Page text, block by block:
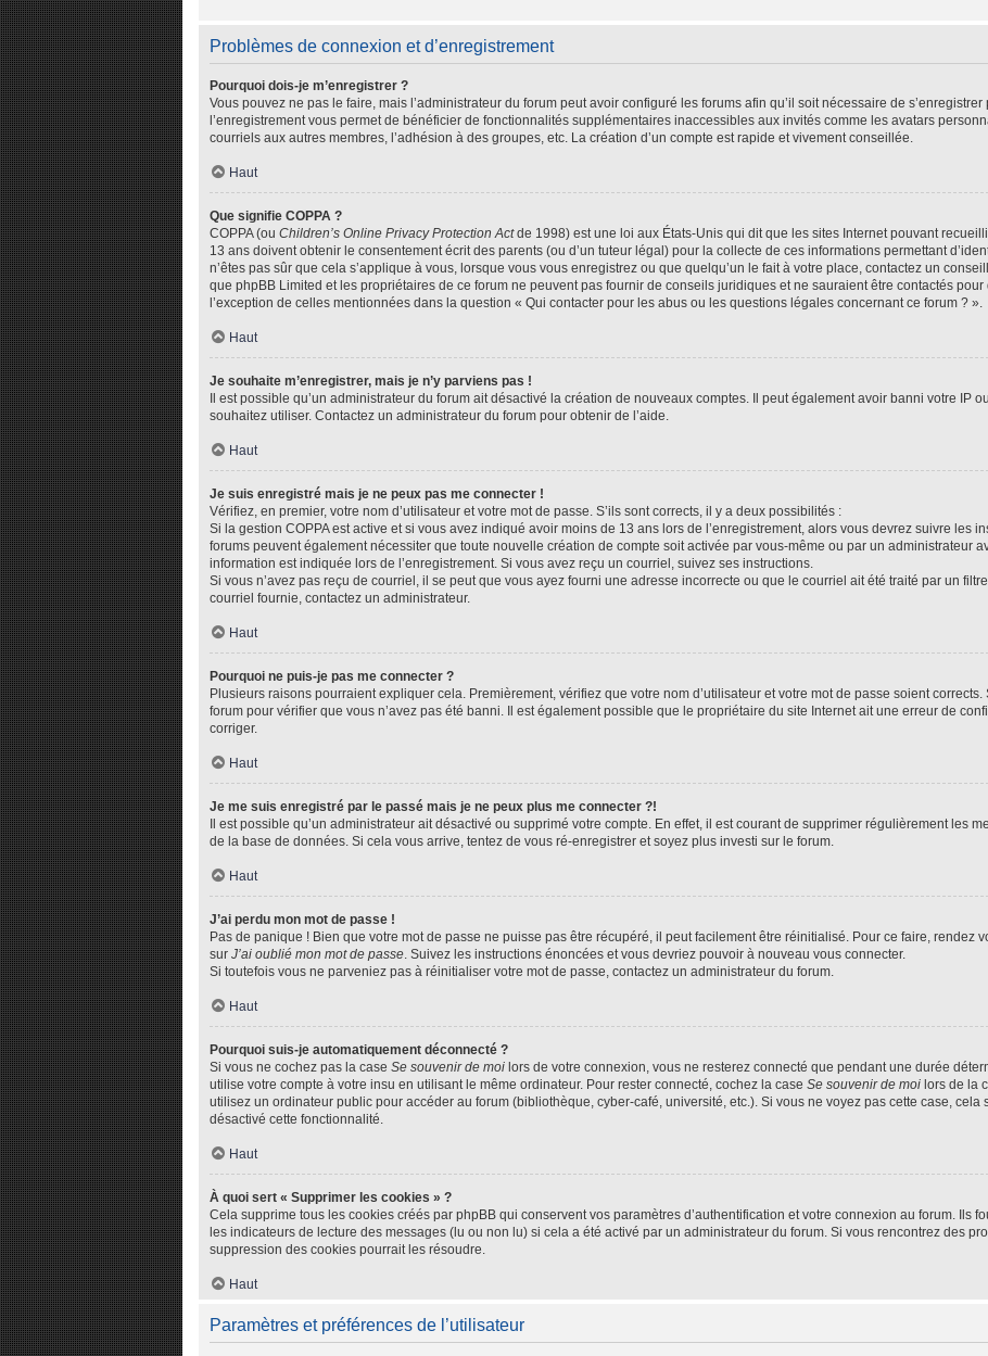
Problèmes de connexion et d’enregistrement
Pourquoi dois-je m’enregistrer ?
Vous pouvez ne pas le faire, mais l’administrateur du forum peut avoir configuré les forums afin qu’il soit nécessaire de
l’enregistrement vous permet de bénéficier de fonctionnalités supplémentaires inaccessibles aux invités comme les avatars
courriels aux autres membres, l’adhésion à des groupes, etc. La création d’un compte est rapide et vivement conseillée.
Haut
Que signifie COPPA ?
COPPA (ou Children’s Online Privacy Protection Actde 1998) est une loi aux États-Unis qui dit que les sites Internet pouvant
13 ans doivent obtenir le consentement écrit des parents (ou d’un tuteur légal) pour la collecte de ces informations permettant
n’êtes pas sûr que cela s’applique à vous, lorsque vous vous enregistrez ou que quelqu’un le fait à votre place, contactez un
que phpBB Limited et les propriétaires de ce forum ne peuvent pas fournir de conseils juridiques et ne sauraient être contactés
l’exception de celles mentionnées dans la question « Qui contacter pour les abus ou les questions légales concernant ce forum ? ».
Haut
Je souhaite m’enregistrer, mais je n’y parviens pas !
Il est possible qu’un administrateur du forum ait désactivé la création de nouveaux comptes. Il peut également avoir banni votre IP
souhaitez utiliser. Contactez un administrateur du forum pour obtenir de l’aide.
Haut
Je suis enregistré mais je ne peux pas me connecter !
Vérifiez, en premier, votre nom d’utilisateur et votre mot de passe. S’ils sont corrects, il y a deux possibilités :
Si la gestion COPPA est active et si vous avez indiqué avoir moins de 13 ans lors de l’enregistrement, alors vous devrez suivre les
forums peuvent également nécessiter que toute nouvelle création de compte soit activée par vous-même ou par un administrateur
information est indiquée lors de l’enregistrement. Si vous avez reçu un courriel, suivez ses instructions.
Si vous n’avez pas reçu de courriel, il se peut que vous ayez fourni une adresse incorrecte ou que le courriel ait été traité par un
courriel fournie, contactez un administrateur.
Haut
Pourquoi ne puis-je pas me connecter ?
Plusieurs raisons pourraient expliquer cela. Premièrement, vérifiez que votre nom d’utilisateur et votre mot de passe soient
forum pour vérifier que vous n’avez pas été banni. Il est également possible que le propriétaire du site Internet ait une erreur de
corriger.
Haut
Je me suis enregistré par le passé mais je ne peux plus me connecter ?!
Il est possible qu’un administrateur ait désactivé ou supprimé votre compte. En effet, il est courant de supprimer régulièrement les
de la base de données. Si cela vous arrive, tentez de vous ré-enregistrer et soyez plus investi sur le forum.
Haut
J’ai perdu mon mot de passe !
Pas de panique ! Bien que votre mot de passe ne puisse pas être récupéré, il peut facilement être réinitialisé. Pour ce faire, rendez
sur J’ai oublié mon mot de passe. Suivez les instructions énoncées et vous devriez pouvoir à nouveau vous connecter.
Si toutefois vous ne parveniez pas à réinitialiser votre mot de passe, contactez un administrateur du forum.
Haut
Pourquoi suis-je automatiquement déconnecté ?
Si vous ne cochez pas la case Se souvenir de moi lors de votre connexion, vous ne resterez connecté que pendant une durée
utilise votre compte à votre insu en utilisant le même ordinateur. Pour rester connecté, cochez la case Se souvenir de moi lors de la
utilisez un ordinateur public pour accéder au forum (bibliothèque, cyber-café, université, etc.). Si vous ne voyez pas cette case, cela
désactivé cette fonctionnalité.
Haut
À quoi sert « Supprimer les cookies » ?
Cela supprime tous les cookies créés par phpBB qui conservent vos paramètres d’authentification et votre connexion au forum. Ils
les indicateurs de lecture des messages (lu ou non lu) si cela a été activé par un administrateur du forum. Si vous rencontrez des
suppression des cookies pourrait les résoudre.
Haut
Paramètres et préférences de l’utilisateur